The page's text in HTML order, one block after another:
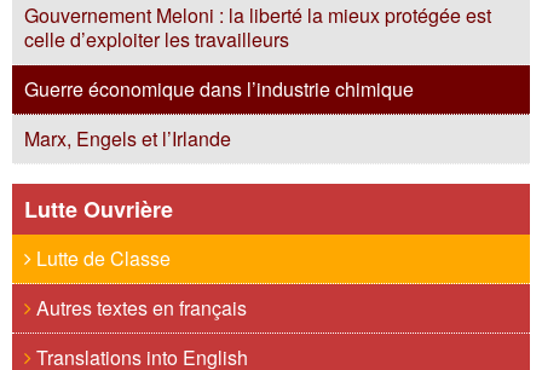
Gouvernement Meloni : la liberté la mieux protégée est
celle d’exploiter les travailleurs
Guerre économique dans l’industrie chimique
Marx, Engels et l’Irlande
Lutte Ouvrière
Lutte de Classe
Autres textes en français
Translations into English